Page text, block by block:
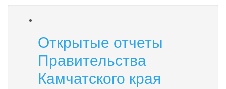
Открытые отчеты
Правительства
Камчатского края